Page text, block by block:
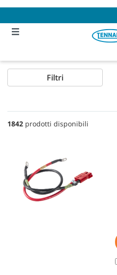
content
navigation
menu
Filtri
1842 prodotti disponibili